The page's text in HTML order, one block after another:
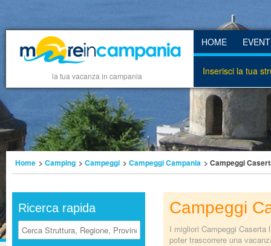
la tua vacanza in campania
HOME
Inserisci la tua
Home > Camping > Campeggi > Campeggi Campania > Campeggi
Ricerca rapida Campeggi
I migliori Campeggi
poter trascorrere una